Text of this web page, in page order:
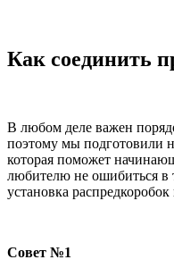
Как соединить
В любом деле важен
поэтому мы подготовили
которая поможет
любителю не ошибиться в
установка распредкоробок
Совет №1